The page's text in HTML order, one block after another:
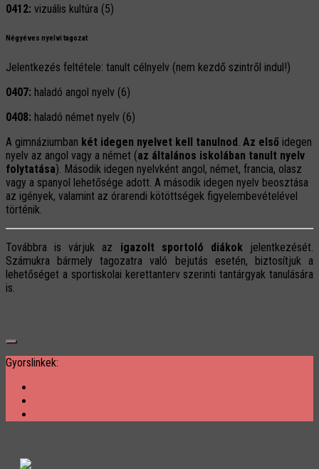
0412: vizuális kultúra (5)
Négyéves nyelvi tagozat
Jelentkezés feltétele: tanult célnyelv (nem kezdő szintről indul!)
0407: haladó angol nyelv (6)
0408: haladó német nyelv (6)
A gimnáziumban két idegen nyelvet kell tanulnod Az első idegen
nyelv az angol vagy a német (az általános iskolában tanult nyelv
folytatása). Második idegen nyelvként angol, német, francia, olasz
vagy a spanyol lehetősége adott. A második idegen nyelv beosztása
az igények, valamint az órarendi kötöttségek figyelembevételével
történik.
Továbbra is várjuk az igazolt sportoló diákokjelentkezését.
Számukra bármely tagozatra való bejutás esetén, biztosítjuk a
lehetőséget a sportiskolai kerettanterv szerinti tantárgyak tanulására
is.
Gyorslinkek: